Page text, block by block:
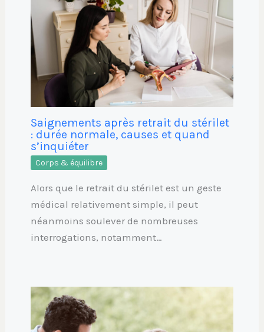
Saignements après retrait du stérilet
: durée normale, causes et quand
s’inquiéter
Corps & équilibre
Alors que le retrait du stérilet est un geste
médical relativement simple, il peut
néanmoins soulever de nombreuses
interrogations, notamment…